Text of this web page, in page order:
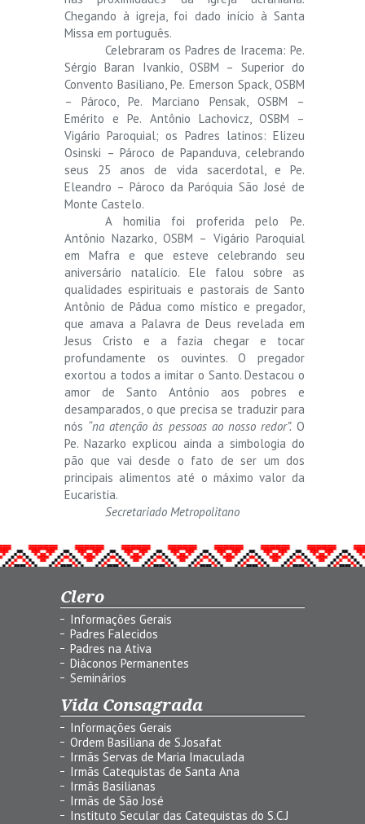
Chegando à igreja, foi dado início à Santa
Missa em português.
Celebraram os Padres de Iracema: Pe.
Sérgio Baran Ivankio, OSBM – Superior do
Convento Basiliano, Pe. Emerson Spack, OSBM
– Pároco, Pe. Marciano Pensak, OSBM –
Emérito e Pe. Antônio Lachovicz, OSBM –
Vigário Paroquial; os Padres latinos: Elizeu
Osinski – Pároco de Papanduva, celebrando
seus 25 anos de vida sacerdotal, e Pe.
Eleandro – Pároco da Paróquia São José de
Monte Castelo.
A homilia foi proferida pelo Pe.
Antônio Nazarko, OSBM – Vigário Paroquial
em Mafra e que esteve celebrando seu
aniversário natalício. Ele falou sobre as
qualidades espirituais e pastorais de Santo
Antônio de Pádua como místico e pregador,
que amava a Palavra de Deus revelada em
Jesus Cristo e a fazia chegar e tocar
profundamente os ouvintes. O pregador
exortou a todos a imitar o Santo. Destacou o
amor de Santo Antônio aos pobres e
desamparados, o que precisa se traduzir para
nós “na atenção às pessoas ao nosso redor”.O
Pe. Nazarko explicou ainda a simbologia do
pão que vai desde o fato de ser um dos
principais alimentos até o máximo valor da
Eucaristia.
Secretariado Metropolitano
Clero
Informações Gerais
Padres Falecidos
Padres na Ativa
Diáconos Permanentes
Seminários
Vida Consagrada
Informações Gerais
Ordem Basiliana de S.Josafat
Irmãs Servas de Maria Imaculada
Irmãs Catequistas de Santa Ana
Irmãs Basilianas
Irmãs de São José
Instituto Secular das Catequistas do S.C.J